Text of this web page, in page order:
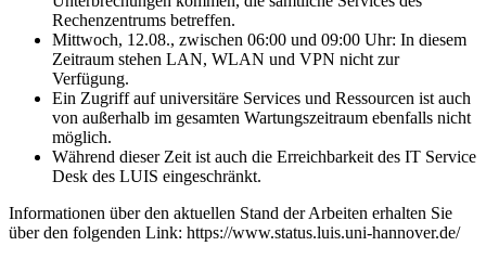
Rechenzentrums betreffen.
Mittwoch, 12.08., zwischen 06:00 und 09:00 Uhr: In diesem
Zeitraum stehen LAN, WLAN und VPN nicht zur
Verfügung.
Ein Zugriff auf universitäre Services und Ressourcen ist auch
von außerhalb im gesamten Wartungszeitraum ebenfalls nicht
möglich.
Während dieser Zeit ist auch die Erreichbarkeit des IT Service
Desk des LUIS eingeschränkt.
Informationen über den aktuellen Stand der Arbeiten erhalten Sie
über den folgenden Link: https://www.status.luis.uni-hannover.de/